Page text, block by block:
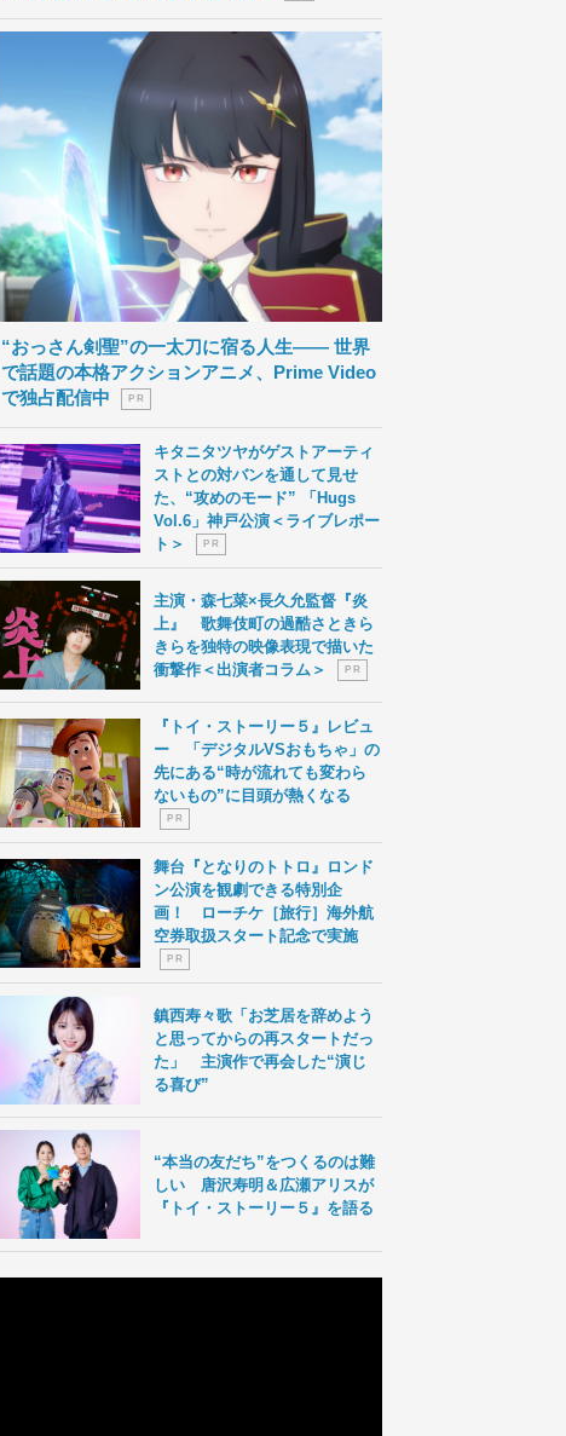
“おっさん剣聖”の一太刀に宿る人生―― 世界
で話題の本格アクションアニメ、Prime Video
で独占配信中
P R
キタニタツヤがゲストアーティ
ストとの対バンを通して見せ
た、“攻めのモード” 「Hugs
Vol.6」神戸公演＜ライブレポー
ト＞
P R
主演・森七菜×長久允監督『炎
上』 歌舞伎町の過酷さときら
きらを独特の映像表現で描いた
衝撃作＜出演者コラム＞
P R
『トイ・ストーリー５』レビュ
ー 「デジタルVSおもちゃ」の
先にある“時が流れても変わら
ないもの”に目頭が熱くなる
P R
舞台『となりのトトロ』ロンド
ン公演を観劇できる特別企
画！ ローチケ［旅行］海外航
空券取扱スタート記念で実施
P R
鎮西寿々歌「お芝居を辞めよう
と思ってからの再スタートだっ
た」 主演作で再会した“演じ
る喜び”
“本当の友だち”をつくるのは難
しい 唐沢寿明＆広瀬アリスが
『トイ・ストーリー５』を語る